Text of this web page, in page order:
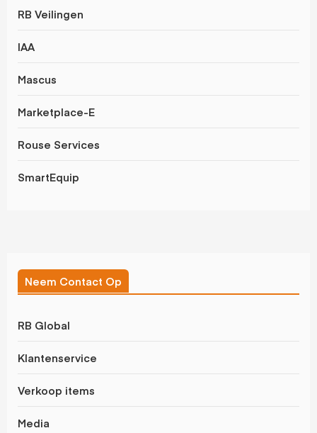
RB Veilingen
IAA
Mascus
Marketplace-E
Rouse Services
SmartEquip
Neem Contact Op
RB Global
Klantenservice
Verkoop items
Media